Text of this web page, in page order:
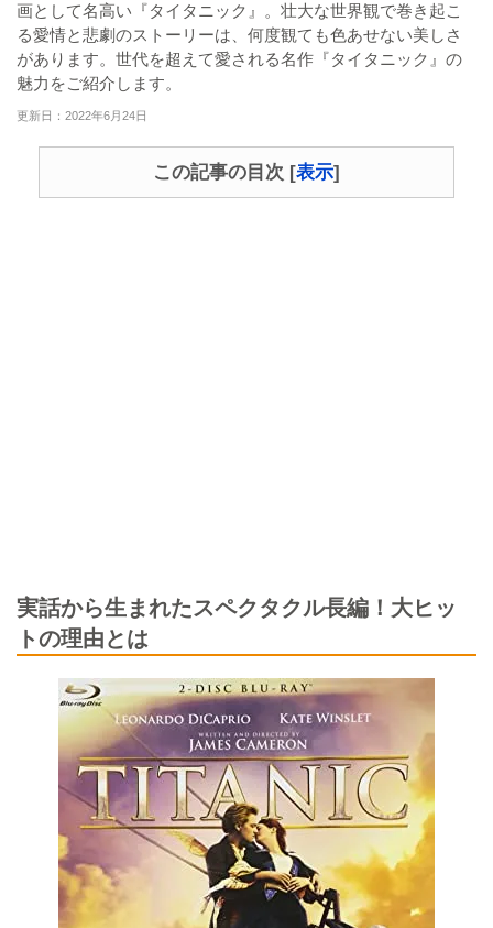
画として名高い『タイタニック』。壮大な世界観で巻き起こ
る愛情と悲劇のストーリーは、何度観ても色あせない美しさ
があります。世代を超えて愛される名作『タイタニック』の
魅力をご紹介します。
更新日：2022年6月24日
この記事の目次 [表示]
実話から生まれたスペクタクル長編！大ヒッ
トの理由とは